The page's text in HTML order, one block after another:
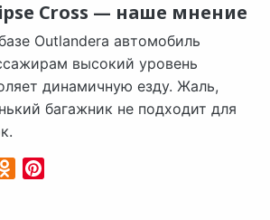
Cross — наше мнение
Outlandera автомобиль
высокий уровень
динамичную езду. Жаль,
багажник не подходит для
Odnoklassniki